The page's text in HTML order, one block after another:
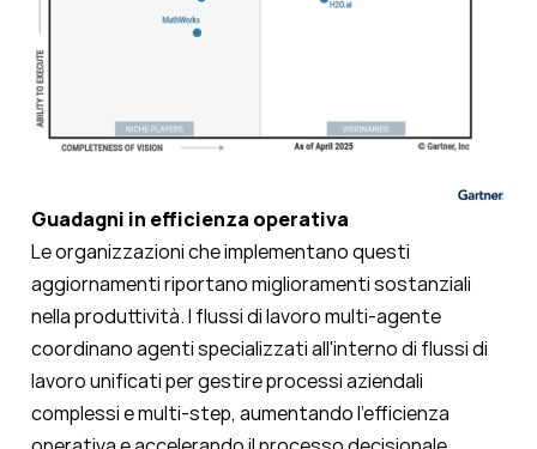
Guadagni in efficienza operativa
Le organizzazioni che implementano questi
aggiornamenti riportano miglioramenti sostanziali
nella produttività. I flussi di lavoro multi-agente
coordinano agenti specializzati all'interno di flussi di
lavoro unificati per gestire processi aziendali
complessi e multi-step, aumentando l'efficienza